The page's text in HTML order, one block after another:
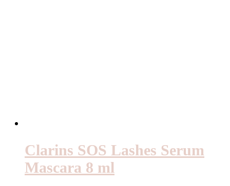
Clarins SOS Lashes Serum
Mascara 8 ml